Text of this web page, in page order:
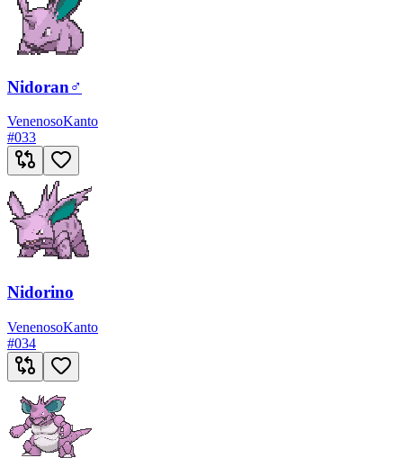
Nidoran♂
VenenosoKanto
#033
Nidorino
VenenosoKanto
#034